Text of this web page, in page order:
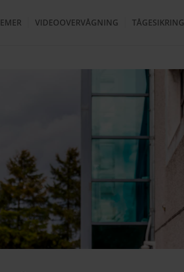
VIDEOOVERVÅGNING TÅGESIKRING